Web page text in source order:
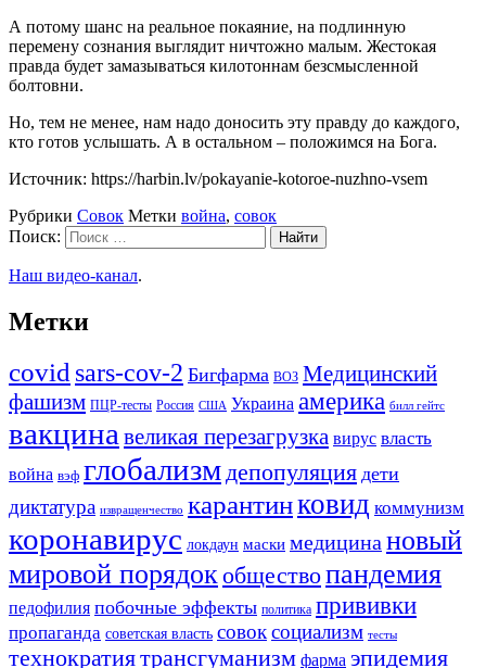
А потому шанс на реальное покаяние, на подлинную
перемену сознания выглядит ничтожно малым. Жестокая
правда будет замазываться килотоннам безсмысленной
болтовни.
Но, тем не менее, нам надо доносить эту правду до каждого,
кто готов услышать. А в остальном – положимся на Бога.
Источник: https://harbin.lv/pokayanie-kotoroe-nuzhno-vsem
Рубрики Совок Метки война, совок
Поиск:
Наш видео-канал.
Метки
covidsars-cov-2 Бигфарма ВОЗ Медицинский
фашизм ПЦР-тесты Россия США Украина америка билл гейтс
вакцинавеликая перезагрузка вирус власть
война вэф глобализмдепопуляция дети
диктатура извращенчество карантинковид коммунизм
коронавирус локдаун маски медицинановый
мировой порядокобществопандемия
педофилия побочные эффекты политика прививки
пропаганда советская власть совоксоциализм тесты
технократиятрансгуманизм фарма эпидемия